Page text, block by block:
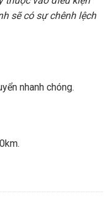
sẽ có sự chênh lệch
nhanh chóng.